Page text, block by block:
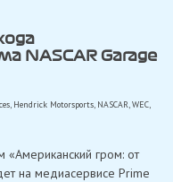
NASCAR Garage
, Hendrick Motorsports, NASCAR,WEC
гром: от
на медиасервисе Prime